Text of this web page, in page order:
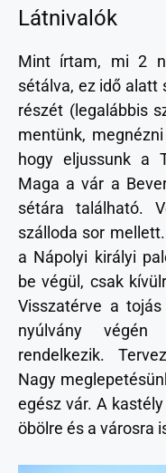
Látnivalók
Mint írtam, mi 2
sétálva, ez idő alatt
részét (legalábbis
mentünk,
hogy eljussunk a
Maga a vár a
sétára található.
szálloda sor
a Nápolyi királyi
be végül, csak
Visszatérve a
nyúlvány végén
rendelkezik.
Nagy
egész vár. A
öbölre és a városra